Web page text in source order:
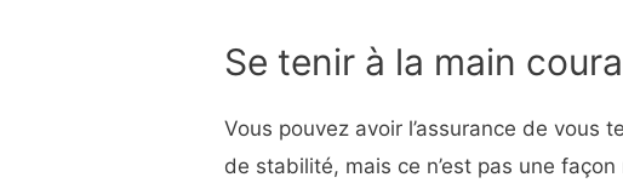
Se tenir à la main
Vous pouvez avoir l’assurance de vous
de stabilité, mais ce n’est pas une